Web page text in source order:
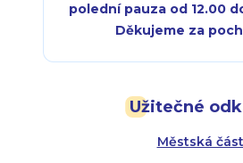
Užitečné
Městská část
polední pauza od 12.00
Děkujeme za
Úterý:
Středa:
Úterý:
Středa: